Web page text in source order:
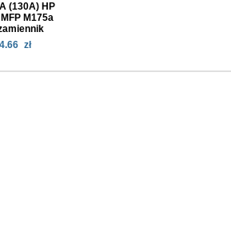
(130A) HP
M175a
zł